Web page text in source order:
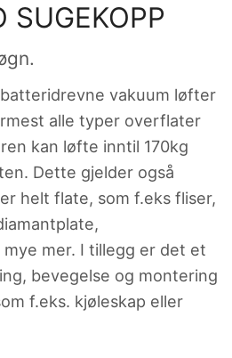
SUGEKOPP
vakuum løfter
alle typer overflater
kan løfte inntil 170kg
Dette gjelder også
helt flate, som f.eks fliser,
mer. I tillegg er det et
bevegelse og montering
f.eks. kjøleskap eller